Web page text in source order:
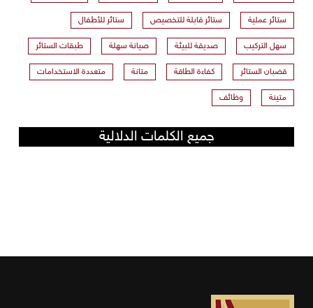
ستائر عملية ستائر قابلة للتخصيص ستائر للأطفال
سهل التركيب صديقة للبيئة صيانة سهلة طبقات الستائر
قضبان الستائر كفاءة الطاقة متانة متعددة الاستخدامات
متينة وظائف
جميع الكلمات الدلالية